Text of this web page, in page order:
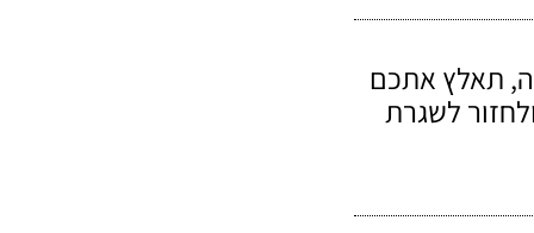
תאלץ אתכם
לשגרת